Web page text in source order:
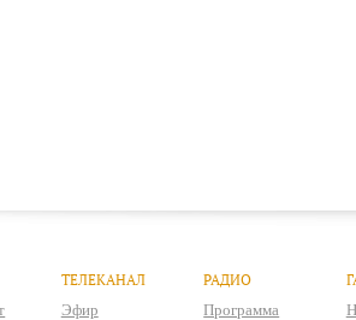
ТЕЛЕКАНАЛ
Эфир
РАДИО
Программа